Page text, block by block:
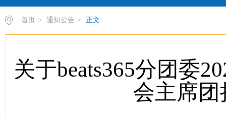
首页 > 通知公告 > 正文
关于beats365分团委
会主席